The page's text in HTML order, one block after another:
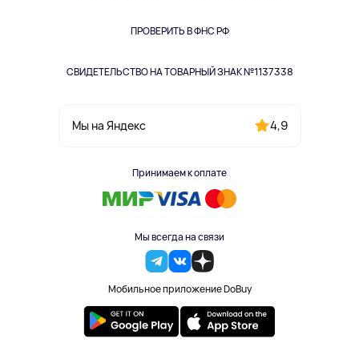
ПРОВЕРИТЬ В ФНС РФ
СВИДЕТЕЛЬСТВО НА ТОВАРНЫЙ ЗНАК №1137338
Мы на Яндекс 4,9
Принимаем к оплате
Мы всегда на связи
Мобильное приложение DoBuy
Одежда и аксессуары